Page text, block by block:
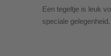
Een tegeltje is leuk
speciale gelegenheid.